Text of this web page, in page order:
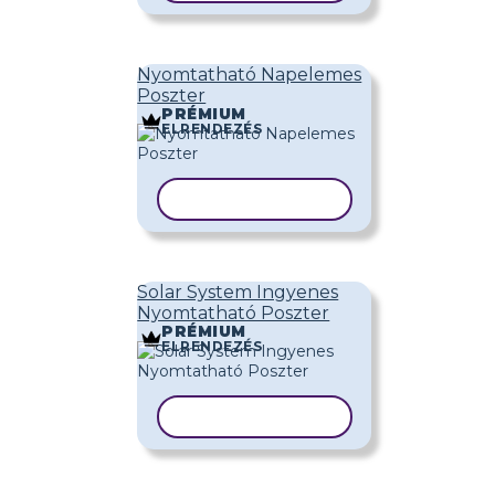
Nyomtatható Napelemes
Poszter
PRÉMIUM
ELRENDEZÉS
Solar System Ingyenes
Nyomtatható Poszter
PRÉMIUM
ELRENDEZÉS